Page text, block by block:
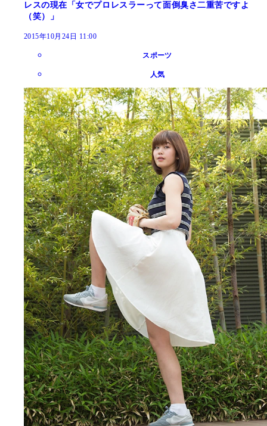
レスの現在「女でプロレスラーって面倒臭さ二重苦ですよ
（笑）」
2015年10月24日 11:00
スポーツ
人気